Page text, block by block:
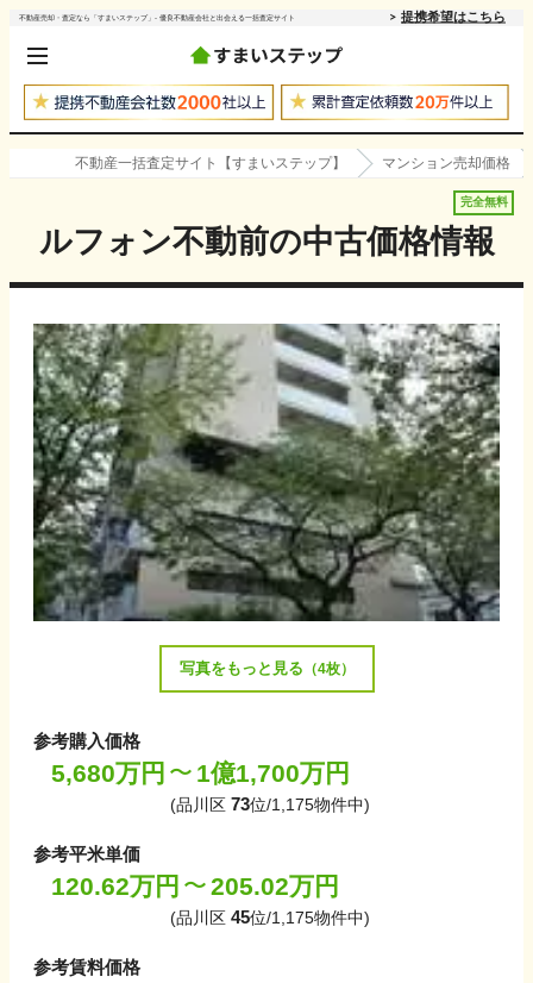
不動産売却・査定なら「すまいステップ」- 優良不動産会社と出会える一括査定サイト 提携希望はこちら
不動産一括査定サイト【すまいステップ】 マンション売却価格
完全無料
ルフォン不動前の中古価格情報
写真をもっと見る （4枚）
参考購入価格
5,680万円 〜 1億1,700万円
(品川区 73位/1,175物件中)
参考平米単価
120.62万円 〜205.02万円
(品川区 45位/1,175物件中)
参考賃料価格